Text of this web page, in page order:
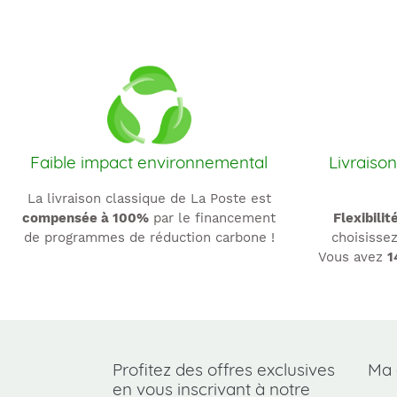
Faible impact environnemental
La livraison classique de La Poste est
compensée à 100% par le financement
de programmes de réduction carbone !
Vous avez
Profitez des offres exclusives
en vous inscrivant à notre
Ma